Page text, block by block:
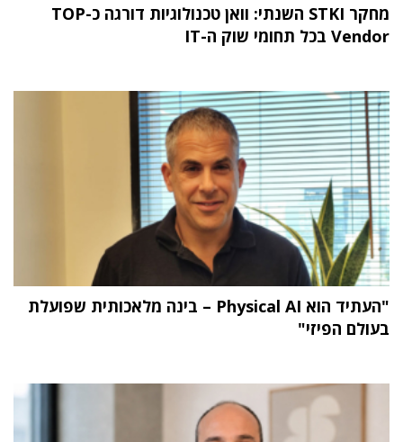
מחקר STKI השנתי: וואן טכנולוגיות דורגה כ-TOP
Vendor בכל תחומי שוק ה-IT
"העתיד הוא Physical AI – בינה מלאכותית שפועלת
בעולם הפיזי"